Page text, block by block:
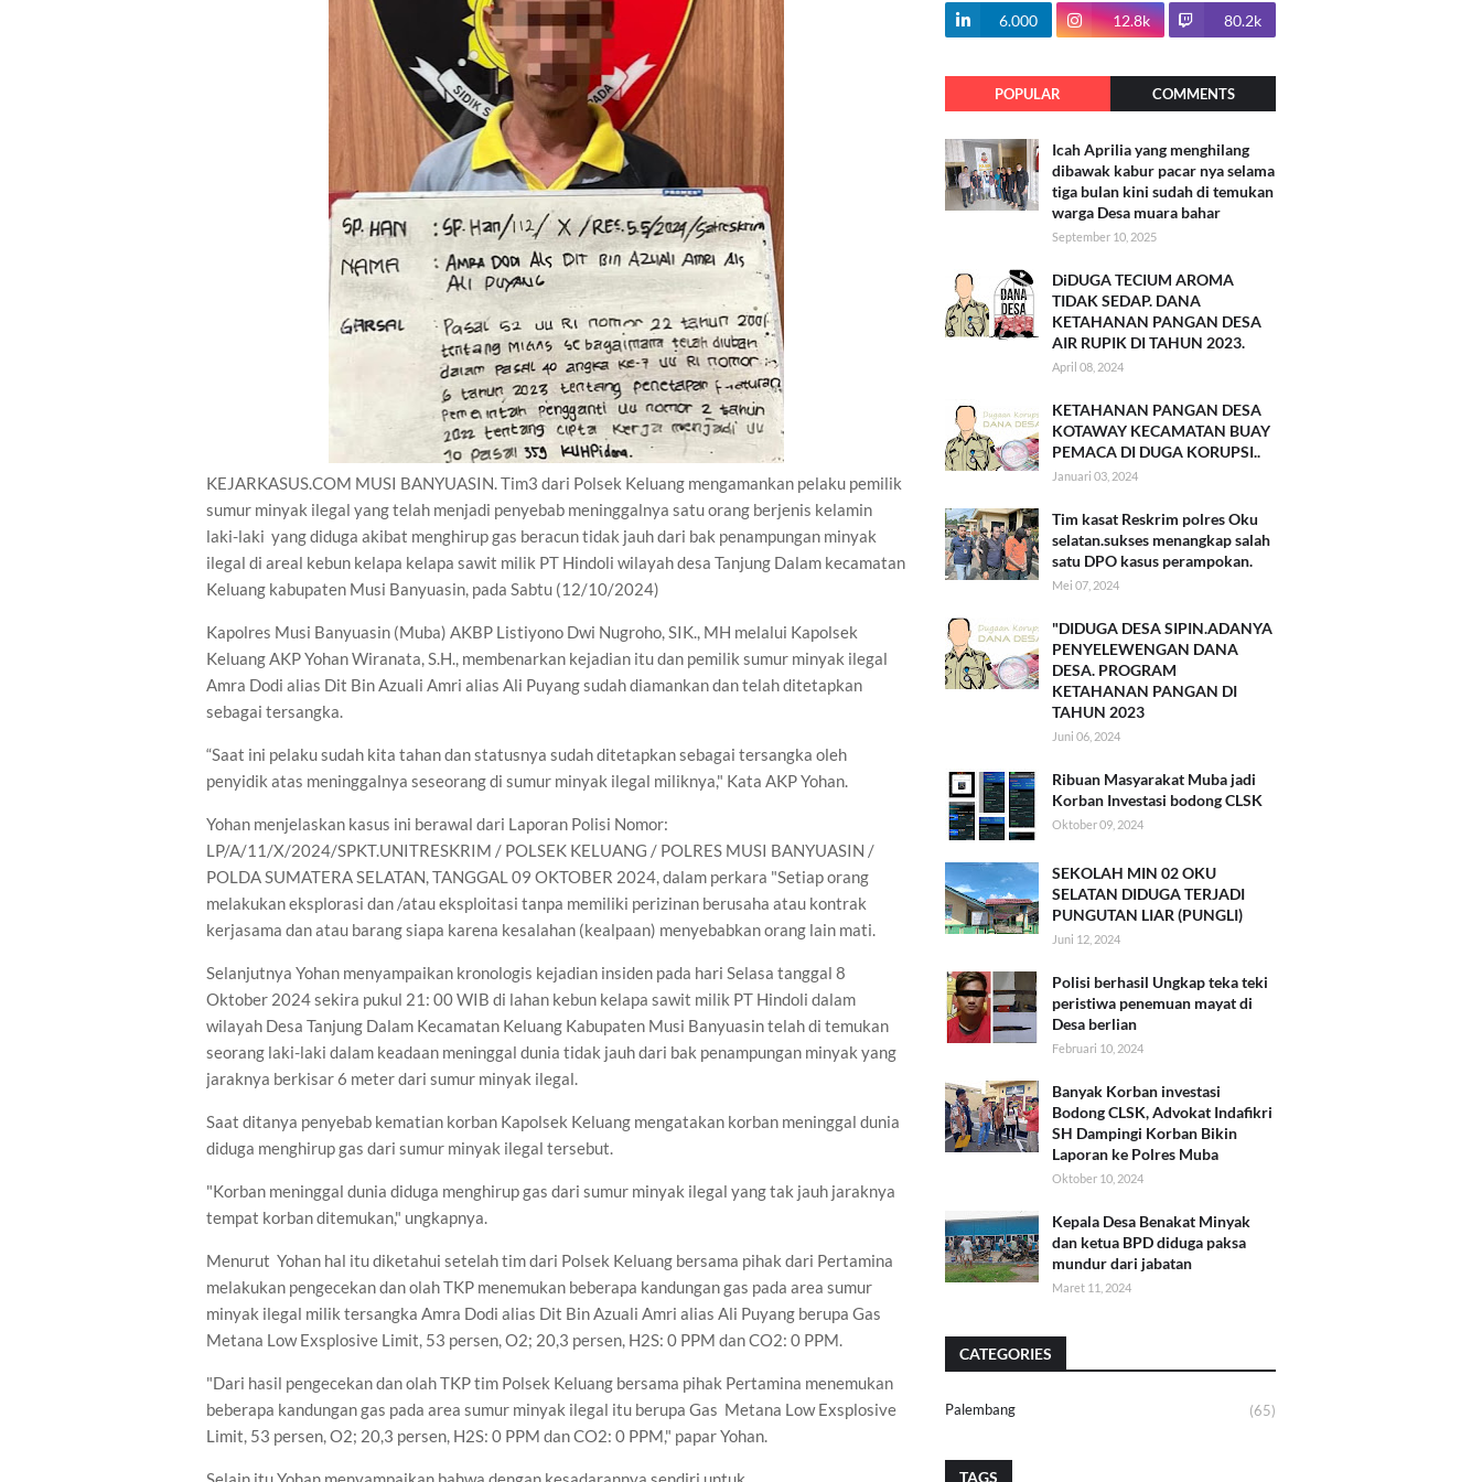
KEJARKASUS.COM MUSI BANYUASIN. Tim3 dari Polsek Keluang mengamankan pelaku pemilik
sumur minyak ilegal yang telah menjadi penyebab meninggalnya satu orang berjenis kelamin
laki-laki yang diduga akibat menghirup gas beracun tidak jauh dari bak penampungan minyak
ilegal di areal kebun kelapa kelapa sawit milik PT Hindoli wilayah desa Tanjung Dalam kecamatan
Keluang kabupaten Musi Banyuasin, pada Sabtu (12/10/2024)
Kapolres Musi Banyuasin (Muba) AKBP Listiyono Dwi Nugroho, SIK., MH melalui Kapolsek
Keluang AKP Yohan Wiranata, S.H., membenarkan kejadian itu dan pemilik sumur minyak ilegal
Amra Dodi alias Dit Bin Azuali Amri alias Ali Puyang sudah diamankan dan telah ditetapkan
sebagai tersangka.
“Saat ini pelaku sudah kita tahan dan statusnya sudah ditetapkan sebagai tersangka oleh
penyidik atas meninggalnya seseorang di sumur minyak ilegal miliknya," Kata AKP Yohan.
Yohan menjelaskan kasus ini berawal dari Laporan Polisi Nomor:
LP/A/11/X/2024/SPKT.UNITRESKRIM / POLSEK KELUANG / POLRES MUSI BANYUASIN /
POLDA SUMATERA SELATAN, TANGGAL 09 OKTOBER 2024, dalam perkara "Setiap orang
melakukan eksplorasi dan /atau eksploitasi tanpa memiliki perizinan berusaha atau kontrak
kerjasama dan atau barang siapa karena kesalahan (kealpaan) menyebabkan orang lain mati.
Selanjutnya Yohan menyampaikan kronologis kejadian insiden pada hari Selasa tanggal 8
Oktober 2024 sekira pukul 21: 00 WIB di lahan kebun kelapa sawit milik PT Hindoli dalam
wilayah Desa Tanjung Dalam Kecamatan Keluang Kabupaten Musi Banyuasin telah di temukan
seorang laki-laki dalam keadaan meninggal dunia tidak jauh dari bak penampungan minyak yang
jaraknya berkisar 6 meter dari sumur minyak ilegal.
Saat ditanya penyebab kematian korban Kapolsek Keluang mengatakan korban meninggal dunia
diduga menghirup gas dari sumur minyak ilegal tersebut.
"Korban meninggal dunia diduga menghirup gas dari sumur minyak ilegal yang tak jauh jaraknya
tempat korban ditemukan," ungkapnya.
Menurut Yohan hal itu diketahui setelah tim dari Polsek Keluang bersama pihak dari Pertamina
melakukan pengecekan dan olah TKP menemukan beberapa kandungan gas pada area sumur
minyak ilegal milik tersangka Amra Dodi alias Dit Bin Azuali Amri alias Ali Puyang berupa Gas
Metana Low Exsplosive Limit, 53 persen, O2; 20,3 persen, H2S: 0 PPM dan CO2: 0 PPM.
"Dari hasil pengecekan dan olah TKP tim Polsek Keluang bersama pihak Pertamina menemukan
beberapa kandungan gas pada area sumur minyak ilegal itu berupa Gas Metana Low Exsplosive
Limit, 53 persen, O2; 20,3 persen, H2S: 0 PPM dan CO2: 0 PPM," papar Yohan.
100.7k
6.000 12.8k 80.2k
POPULAR COMMENTS
Icah Aprilia yang menghilang
dibawak kabur pacar nya selama
tiga bulan kini sudah di temukan
warga Desa muara bahar
September 10, 2025
DiDUGA TECIUM AROMA
TIDAK SEDAP. DANA
KETAHANAN PANGAN DESA
AIR RUPIK DI TAHUN 2023.
April 08, 2024
KETAHANAN PANGAN DESA
KOTAWAY KECAMATAN BUAY
PEMACA DI DUGA KORUPSI..
Januari 03, 2024
Tim kasat Reskrim polres Oku
selatan.sukses menangkap salah
satu DPO kasus perampokan.
Mei 07, 2024
"DIDUGA DESA SIPIN.ADANYA
PENYELEWENGAN DANA
DESA. PROGRAM
KETAHANAN PANGAN DI
TAHUN 2023
Juni 06, 2024
Ribuan Masyarakat Muba jadi
Korban Investasi bodong CLSK
Oktober 09, 2024
SEKOLAH MIN 02 OKU
SELATAN DIDUGA TERJADI
PUNGUTAN LIAR (PUNGLI)
Juni 12, 2024
Polisi berhasil Ungkap teka teki
peristiwa penemuan mayat di
Desa berlian
Februari 10, 2024
Banyak Korban investasi
Bodong CLSK, Advokat Indafikri
SH Dampingi Korban Bikin
Laporan ke Polres Muba
Oktober 10, 2024
Kepala Desa Benakat Minyak
dan ketua BPD diduga paksa
mundur dari jabatan
Maret 11, 2024
CATEGORIES
Palembang (65)
TAGS